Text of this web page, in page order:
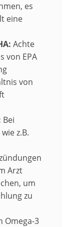
es
eine
Achte
von EPA
von
Bei
z.B.
Arzt
um
zu
Omega-3